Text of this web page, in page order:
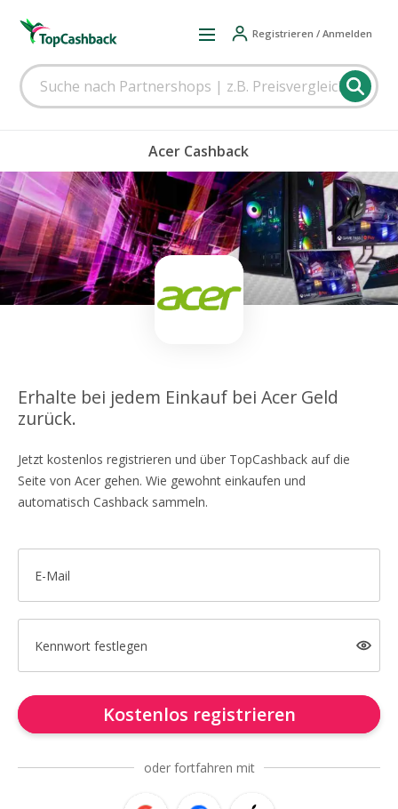
Registrieren / Anmelden
Acer Cashback
Erhalte bei jedem Einkauf bei Acer Geld
zurück.
Jetzt kostenlos registrieren und über TopCashback auf die
Seite von Acer gehen. Wie gewohnt einkaufen und
automatisch Cashback sammeln.
E-Mail
Kennwort festlegen
Kostenlos registrieren
oder fortfahren mit